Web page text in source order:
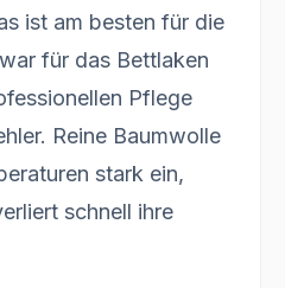
ist am besten für die
für das Bettlaken
Pflege
Reine Baumwolle
stark ein,
schnell ihre